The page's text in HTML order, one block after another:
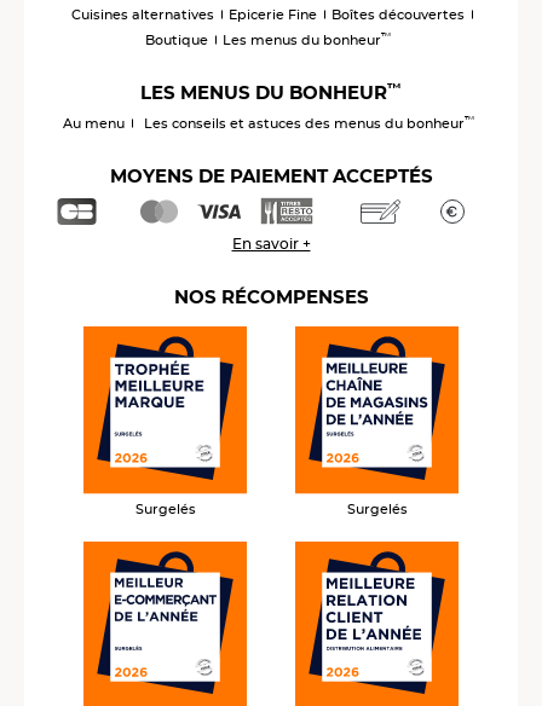
Cuisines alternatives
Epicerie Fine
Boîtes découvertes
Boutique
Les menus du bonheur™
LES MENUS DU BONHEUR™
Au menu Les conseils et astuces des menus du bonheur™
MOYENS DE PAIEMENT ACCEPTÉS
En savoir +
NOS RÉCOMPENSES
Surgelés Surgelés